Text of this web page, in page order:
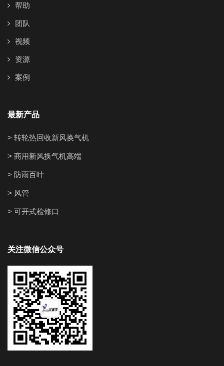
帮助
团队
视频
资源
案例
最新产品
> 转轮热回收新风换气机
> 商用新风换气机高端
> 防雨百叶
> 风管
> 可开式检修口
关注微信公众号